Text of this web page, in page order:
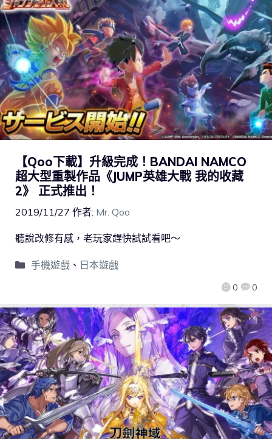
【Qoo下載】升級完成！BANDAI NAMCO
超大型重製作品《JUMP英雄大戰 我的收藏
2》 正式推出！
2019/11/27 作者: Mr. Qoo
0 0
聽說改修有感，老玩家趕快試試看吧～
手機遊戲、 日本遊戲